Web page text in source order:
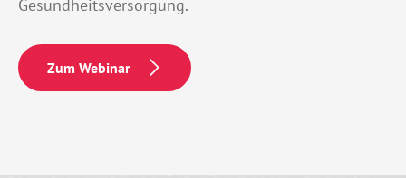
Gesundheitsversorgung.
Zum Webinar